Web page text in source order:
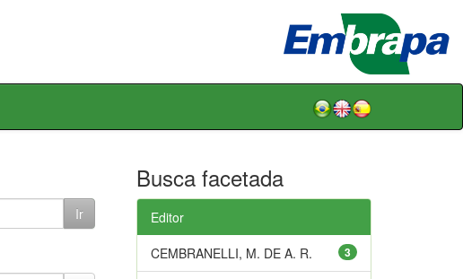
Busca facetada
Editor
3
CEMBRANELLI, M. DE A. R.